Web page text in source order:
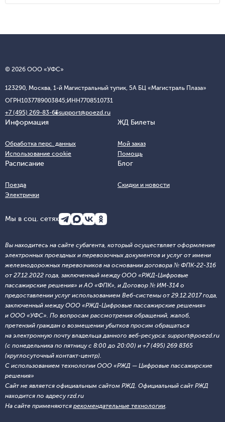
© 2026 ООО «УФС»
123290, Москва, 1-й Магистральный тупик, 5А БЦ «Магистраль Плаза»
ОГРН1037789003845;ИНН7708510731
+7 (495) 269-83-65support@poezd.ru
Информация
Обработка перс. данных
Использование cookie
ЖД Билеты
Мой заказ
Помощь
Расписание
Поезда
Электрички
Блог
Скидки и новости
Мы в соц. сетях
Вы находитесь на сайте субагента, который осуществляет оформление
электронных проездных и перевозочных документов и услуг от имени
железнодорожных перевозчиков на основании договора № ФПК-22-316
от 27.12.2022 года, заключенный между ООО «РЖД-Цифровые
пассажирские решения» и АО «ФПК», и Договор № ИМ-314 о
предоставлении услуг использованием Веб-системы от 29.12.2017 года,
заключенный между ООО «РЖД-Цифровые пассажирские решения»
и ООО «УФС». По вопросам рассмотрения обращений, жалоб,
претензий граждан о возмещении убытков просим обращаться
на электронную почту владельца данного веб-ресурса: support@poezd.ru
(с понедельника по пятницу с 8:00 до 20:00) и +7 (495) 269 8365
(круглосуточный контакт-центр).
С использованием технологии ООО «РЖД — Цифровые пассажирские
решения»
Сайт не является официальным сайтом РЖД. Официальный сайт РЖД
находится по адресу rzd.ru
На сайте применяются рекомендательные технологии.